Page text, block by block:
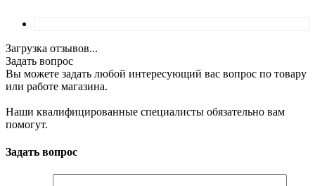
Загрузка отзывов...
Задать вопрос
Вы можете задать любой интересующий вас вопрос по товару
или работе магазина.
Наши квалифицированные специалисты обязательно вам
помогут.
Задать вопрос